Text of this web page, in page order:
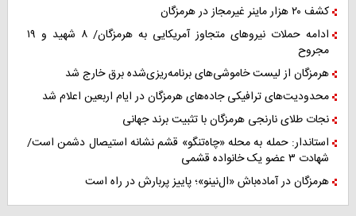
کشف ۲۰ هزار ماینر غیرمجاز در هرمزگان
ادامه حملات نیروهای متجاوز آمریکایی به هرمزگان/ ۸ شهید و ۱۹
مجروح
هرمزگان از لیست خاموشی‌های برنامه‌ریزی‌شده برق خارج شد
محدودیت‌های ترافیکی جاده‌های هرمزگان در ایام اربعین اعلام شد
نجات طلای نارنجی هرمزگان با تثبیت برند جهانی
استاندار: حمله به محله «چاه‌تنگو» قشم نشانه استیصال دشمن است/
شهادت ۳ عضو یک خانواده قشمی
هرمزگان در آماده‌باش «ال‌نینو»؛ پاییز پربارش در راه است